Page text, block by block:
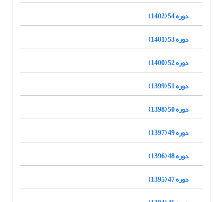
دوره 54 (1402)
دوره 53 (1401)
دوره 52 (1400)
دوره 51 (1399)
دوره 50 (1398)
دوره 49 (1397)
دوره 48 (1396)
دوره 47 (1395)